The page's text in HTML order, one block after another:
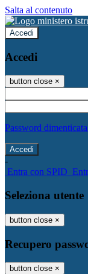
Salta al contenuto
Accedi
Accedi
button close ×
Password
-
Entra con SPID
Seleziona utente
button close ×
Recupero
button close ×